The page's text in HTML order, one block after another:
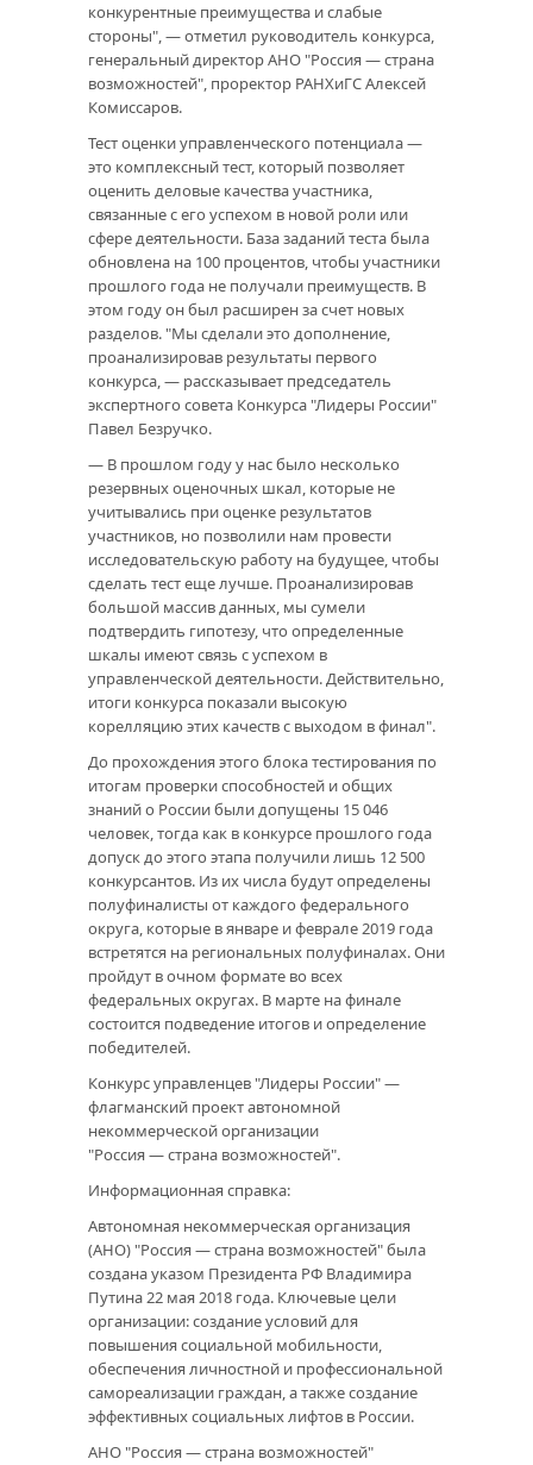
конкурентные преимущества и слабые
стороны", — отметил руководитель конкурса,
генеральный директор АНО "Россия — страна
возможностей", проректор РАНХиГС Алексей
Комиссаров.
Тест оценки управленческого потенциала —
это комплексный тест, который позволяет
оценить деловые качества участника,
связанные с его успехом в новой роли или
сфере деятельности. База заданий теста была
обновлена на 100 процентов, чтобы участники
прошлого года не получали преимуществ. В
этом году он был расширен за счет новых
разделов. "Мы сделали это дополнение,
проанализировав результаты первого
конкурса, — рассказывает председатель
экспертного совета Конкурса "Лидеры России"
Павел Безручко.
— В прошлом году у нас было несколько
резервных оценочных шкал, которые не
учитывались при оценке результатов
участников, но позволили нам провести
исследовательскую работу на будущее, чтобы
сделать тест еще лучше. Проанализировав
большой массив данных, мы сумели
подтвердить гипотезу, что определенные
шкалы имеют связь с успехом в
управленческой деятельности. Действительно,
итоги конкурса показали высокую
корелляцию этих качеств с выходом в финал".
До прохождения этого блока тестирования по
итогам проверки способностей и общих
знаний о России были допущены 15 046
человек, тогда как в конкурсе прошлого года
допуск до этого этапа получили лишь 12 500
конкурсантов. Из их числа будут определены
полуфиналисты от каждого федерального
округа, которые в январе и феврале 2019 года
встретятся на региональных полуфиналах. Они
пройдут в очном формате во всех
федеральных округах. В марте на финале
состоится подведение итогов и определение
победителей.
Конкурс управленцев "Лидеры России" —
флагманский проект автономной
некоммерческой организации
"Россия — страна возможностей".
Информационная справка:
Автономная некоммерческая организация
(АНО) "Россия — страна возможностей" была
создана указом Президента РФ Владимира
Путина 22 мая 2018 года. Ключевые цели
организации: создание условий для
повышения социальной мобильности,
обеспечения личностной и профессиональной
самореализации граждан, а также создание
эффективных социальных лифтов в России.
АНО "Россия — страна возможностей"